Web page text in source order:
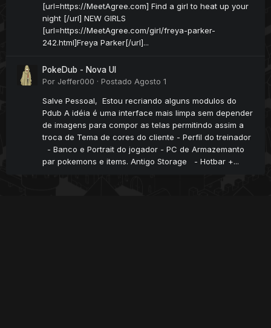
[url=https://MeetAgree.com] Find a girl to heat up your
night [/url] NEW GIRLS
[url=https://MeetAgree.com/girl/freya-parker-
242.html]Freya Parker[/url]...
PokeDub - Nova UI
Por Jeffer000 · Postado Agosto 1
Salve Pessoal, Estou recriando alguns modulos do
Pdub A idéia é uma interface mais limpa sem depender
de imagens para compor as telas permitindo assim a
troca de Tema de cores do cliente - Perfil do treinador
- Banco e Portrait do jogador - PC de Armazemanto
par pokemons e items. Antigo Storage - Hotbar +...